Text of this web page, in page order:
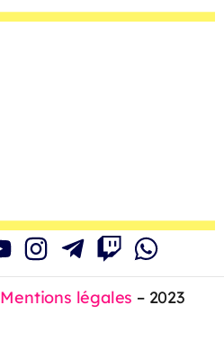
Mentions légales – 2023